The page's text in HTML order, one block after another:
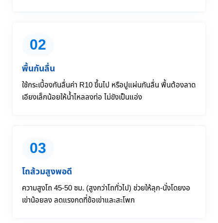
02
พื้นกันลื่น
ใช้กระเบื้องกันลื่นค่า R10 ขึ้นไป หรือปูแผ่นกันลื่น พื้นต้องลาด
เอียงเล็กน้อยให้น้ำไหลลงท่อ ไม่ขังเป็นแอ่ง
03
โถส้วมสูงพอดี
ความสูงโถ 45-50 ซม. (สูงกว่าโถทั่วไป) ช่วยให้ลุก-นั่งโดยงอ
เข่าน้อยลง ลดแรงกดที่ข้อเข่าและสะโพก